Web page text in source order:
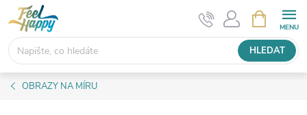
Přejít
na
obsah
HLEDAT
NÁKUPNÍ
KOŠÍK
OBRAZY NA MÍRU